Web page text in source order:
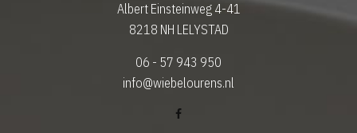
Albert Einsteinweg 4-41
8218 NH LELYSTAD
06 - 57 943 950
info@wiebelourens.nl